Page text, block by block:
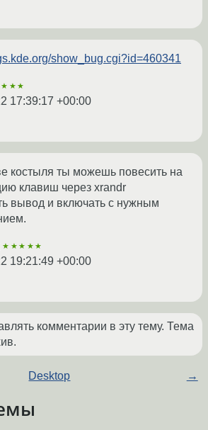
show_bug.cgi?id=460341
17:39:17 +00:00
костыля ты можешь повесить на
клавиш через xrandr
вывод и включать с нужным
★★★★★
19:21:49 +00:00
комментарии в эту тему. Тема
Desktop →